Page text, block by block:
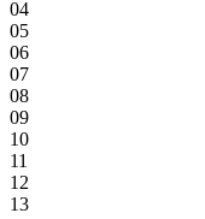
04
05
06
07
08
09
10
11
12
13